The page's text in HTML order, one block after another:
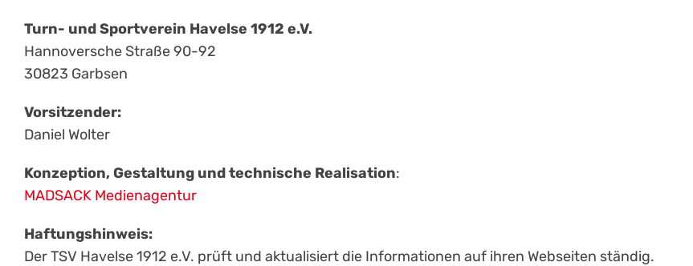
Turn- und Sportverein Havelse 1912 e.V.
Hannoversche Straße 90-92
30823 Garbsen
Vorsitzender:
Daniel Wolter
Konzeption, Gestaltung und technische Realisation:
MADSACK Medienagentur
Haftungshinweis:
Der TSV Havelse 1912 e.V. prüft und aktualisiert die Informationen auf ihren Webseiten ständig.